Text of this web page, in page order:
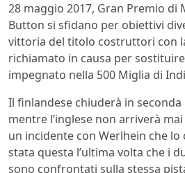
28 maggio 2017, Gran Premio di
Button si sfidano per obiettivi
vittoria del titolo costruttori con
richiamato in causa per
impegnato nella 500 Miglia di
Il finlandese chiuderà in
mentre l’inglese non arriverà
un incidente con Werlhein che
stata questa l’ultima volta che i
sono confrontati sulla stessa